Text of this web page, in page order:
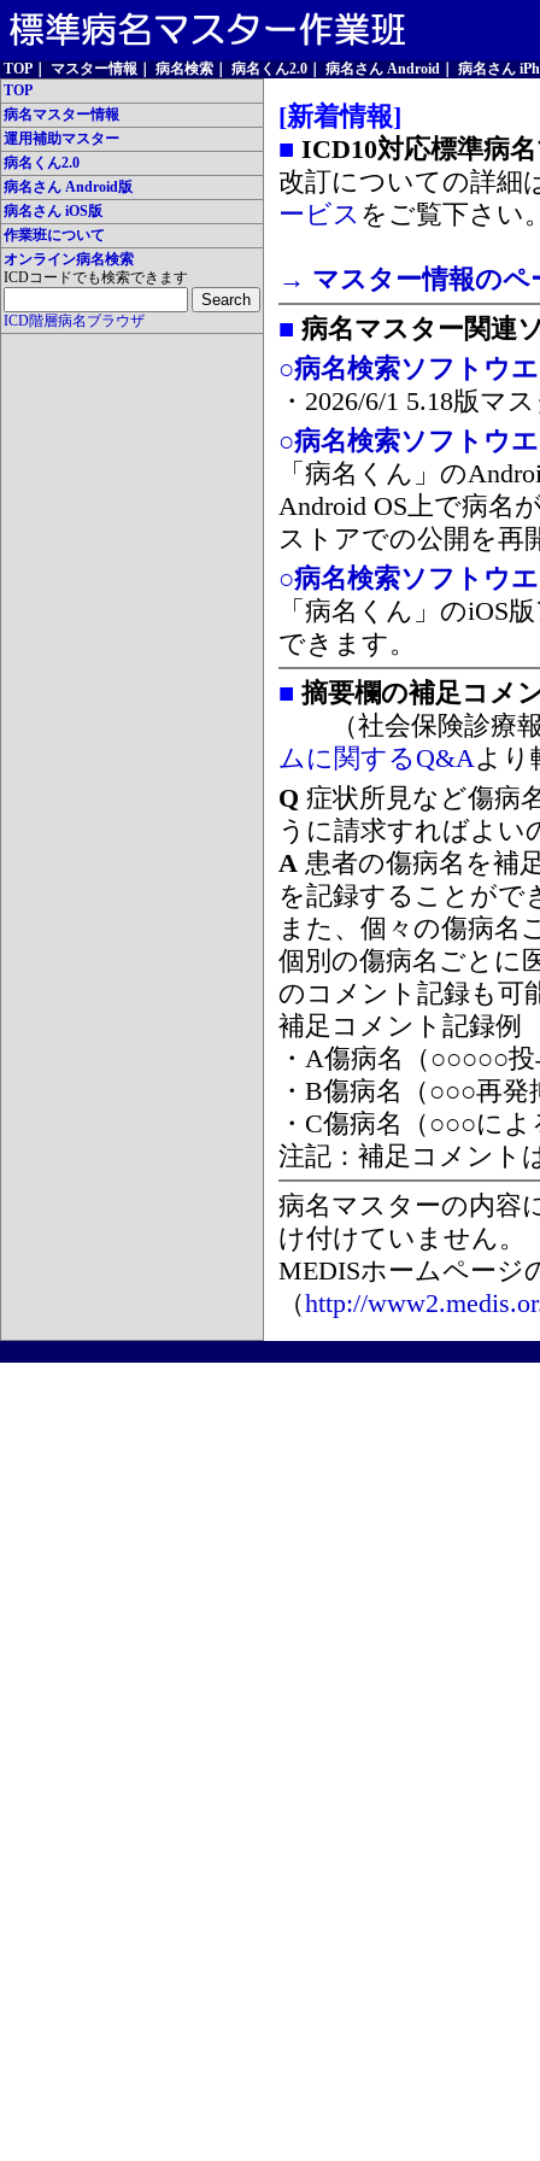
TOP マスター情報 病名検索 病名くん2.0 病名さん Android
病名さん
TOP
病名マスター情報
運用補助マスター
病名くん2.0
病名さん Android版
病名さん iOS版
作業班について
オンライン病名検索
ICDコードでも検索できます
ICD階層病名ブラウザ
[新着情報]
■ ICD10対応標準病
改訂についての詳細
ービス をご覧下さい
→ マスター情報のペ
■ 病名マスター関連
○病名検索ソフトウ
・2026/6/1 5.18版マ
○病名検索ソフトウ
「病名くん」の
Android OS上で病名
ストアでの公開を再
○病名検索ソフトウ
「病名くん」のiOS
できます。
■ 摘要欄の補足コメ
（社会保険診療報
ムに関するQ&Aより
Q 症状所見など傷病
うに請求すればよい
A 患者の傷病名を補
を記録することがで
また、個々の傷病名
個別の傷病名ごとに
のコメント記録も可
補足コメント記録例
・A傷病名（○○○○○
・B傷病名（○○○再
・C傷病名（○○○に
注記：補足コメント
病名マスターの内容
け付けていません。
MEDISホームページ
（http://